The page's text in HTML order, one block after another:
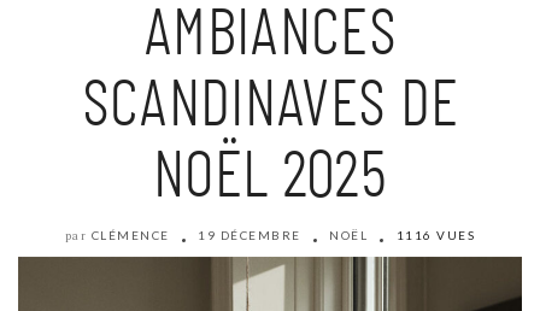
AMBIANCES
SCANDINAVES DE
NOËL 2025
par CLÉMENCE 19 DÉCEMBRE NOËL 1116 VUES